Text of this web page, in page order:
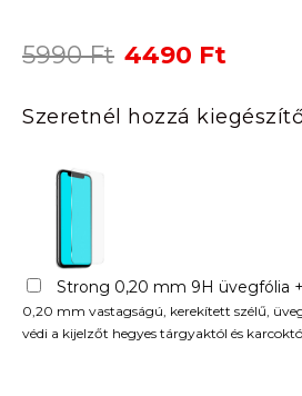
5990Ft Original
was:
5990 Ft.
4490 Ft
is:
4490
Szeretnél hozzá
Strong 0,20 mm 9H üvegfólia
0,20 mm vastagságú, kerekített szélű,
védi a kijelzőt hegyes tárgyaktól és